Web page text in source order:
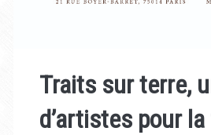
Traits sur terre,
d’artistes pour